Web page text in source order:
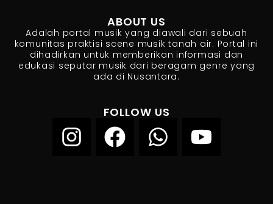
ABOUT US
Adalah portal musik yang diawali dari sebuah
komunitas praktisi scene musik tanah air. Portal ini
dihadirkan untuk memberikan informasi dan
edukasi seputar musik dari beragam genre yang
ada di Nusantara.
FOLLOW US